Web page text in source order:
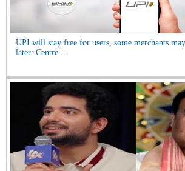
UPI will stay free for users, some merchants
later: Centre...